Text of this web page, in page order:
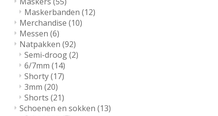
Maskerbanden (12)
Merchandise (10)
Messen (6)
Natpakken (92)
Semi-droog(2)
6/7mm (14)
Shorty(17)
3mm (20)
Shorts (21)
Schoenen en sokken (13)